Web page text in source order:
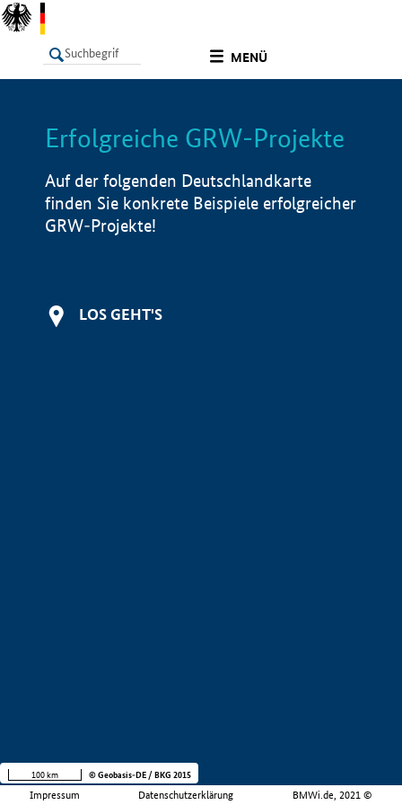
MENÜ
LISTE Info
Erfolgreiche GRW-Projekte
Auf der folgenden Deutschlandkarte
finden Sie konkrete Beispiele erfolgreicher
GRW-Projekte!
LOS GEHT'S
Impressum Datenschutzerklärung BMWi.de, 2021 ©
100 km © Geobasis-DE / BKG 2015